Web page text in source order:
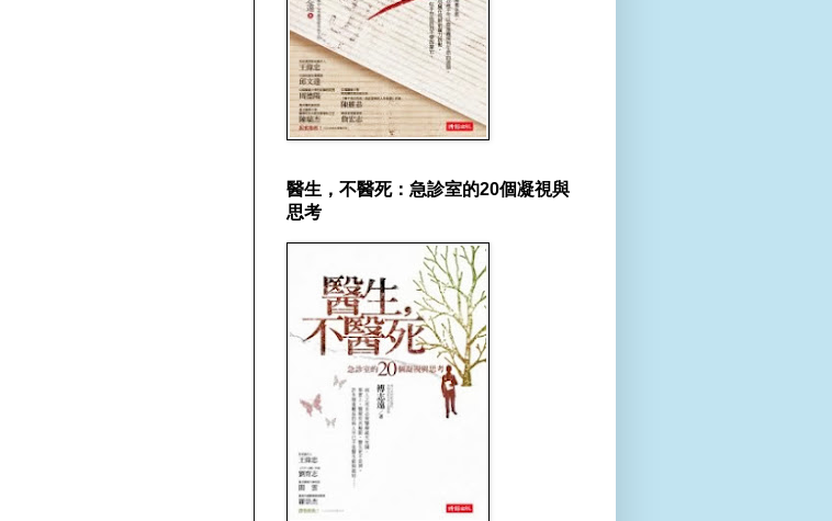
醫生，不醫死：急診室的20個凝視與
思考